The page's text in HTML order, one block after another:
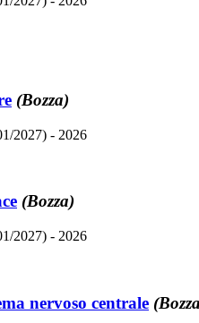
(Bozza)
2027) - 2026
(Bozza)
2027) - 2026
nervoso centrale